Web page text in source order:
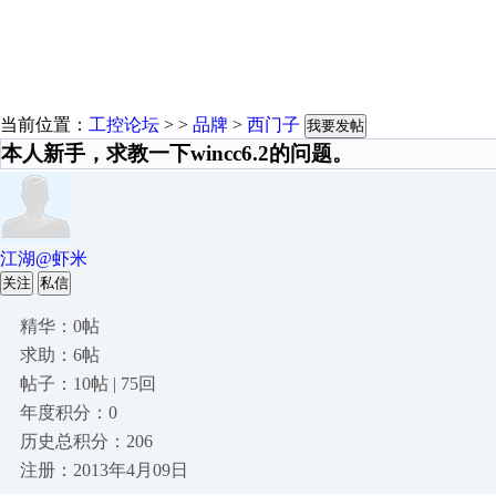
当前位置： 工控论坛 > > 品牌 > 西门子 我要发帖
本人新手，求教一下wincc6.2的问题。
江湖@虾米
关注 私信
精华：0帖
求助：6帖
帖子：10帖 | 75回
年度积分：0
历史总积分：206
注册：2013年4月09日